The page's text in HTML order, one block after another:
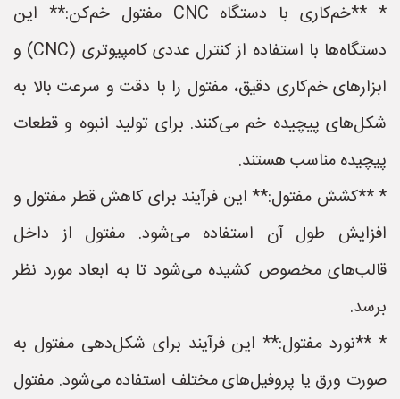
* **خم‌کاری با دستگاه CNC مفتول خم‌کن:** این
دستگاه‌ها با استفاده از کنترل عددی کامپیوتری (CNC) و
ابزارهای خم‌کاری دقیق، مفتول را با دقت و سرعت بالا به
شکل‌های پیچیده خم می‌کنند. برای تولید انبوه و قطعات
پیچیده مناسب هستند.
* **کشش مفتول:** این فرآیند برای کاهش قطر مفتول و
افزایش طول آن استفاده می‌شود. مفتول از داخل
قالب‌های مخصوص کشیده می‌شود تا به ابعاد مورد نظر
برسد.
* **نورد مفتول:** این فرآیند برای شکل‌دهی مفتول به
صورت ورق یا پروفیل‌های مختلف استفاده می‌شود. مفتول